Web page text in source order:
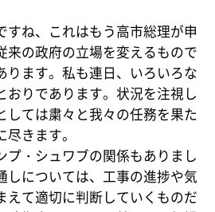
ね、これはもう高市総理が申
来の政府の立場を変えるもので
ります。私も連日、いろいろな
おりであります。状況を注視し
しては粛々と我々の任務を果た
きます。
・シュワブの関係もありまし
しについては、工事の進捗や気
えて適切に判断していくものだ